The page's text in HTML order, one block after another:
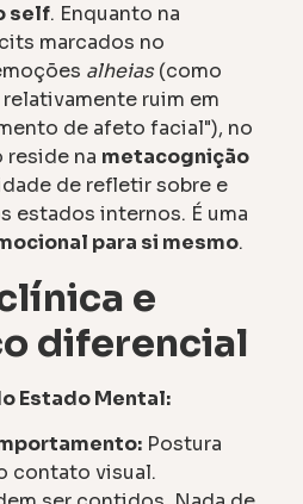
self. Enquanto na
marcados no
alheias (como
ruim em
de afeto facial"), no
reside na metacognição
de refletir sobre e
estados internos. É uma
para si mesmo.
e
diferencial
Estado Mental:
Postura
contato visual.